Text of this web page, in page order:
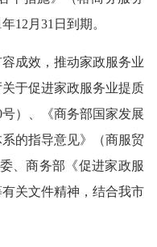
12月31日到期。
成效，推动家政服务业
于促进家政服务业提质
）、《商务部国家发展
的指导意见》（商服贸
、商务部《促进家政服
关文件精神，结合我市